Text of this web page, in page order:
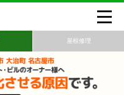
屋根修理